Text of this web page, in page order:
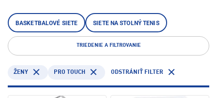
BASKETBALOVÉ SIETE SIETE NA STOLNÝ TENIS
TRIEDENIE A FILTROVANIE
ŽENY PRO TOUCH ODSTRÁNIŤ FILTER